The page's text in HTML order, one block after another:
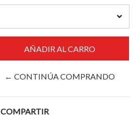
← CONTINÚA COMPRANDO
COMPARTIR